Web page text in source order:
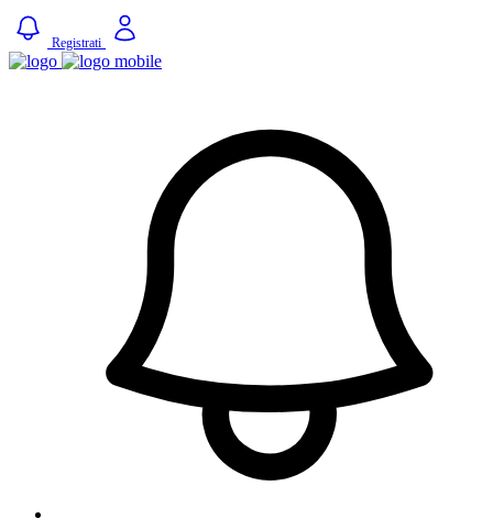
Registrati